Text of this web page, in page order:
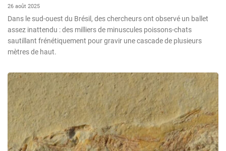
26 août 2025
Dans le sud-ouest du Brésil, des chercheurs ont observé un ballet
assez inattendu : des milliers de minuscules poissons-chats
sautillant frénétiquement pour gravir une cascade de plusieurs
mètres de haut.